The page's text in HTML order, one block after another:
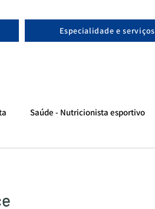
Especialidade e serviços
Saúde - Nutricionista esportivo